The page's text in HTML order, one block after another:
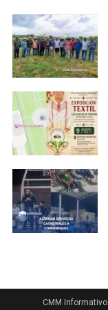
CMM Informativo